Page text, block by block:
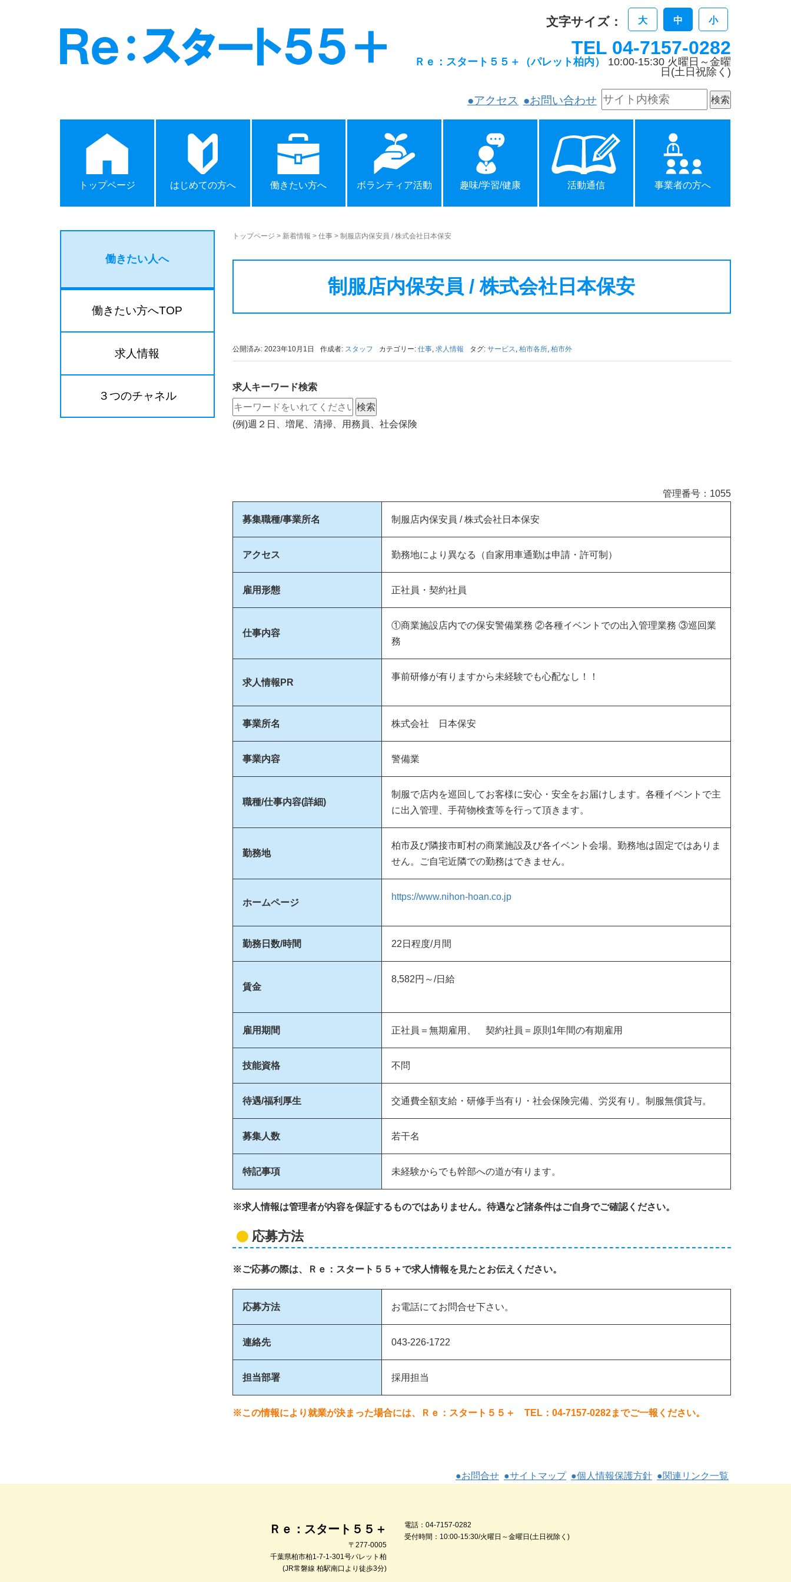
文字サイズ： 大 中 小
TEL 04-7157-0282
Ｒｅ：スタート５５＋（パレット柏内）
10:00-15:30 火曜日～金曜
日(土日祝除く)
●アクセス ●お問い合わせ
トップページ はじめての方へ 働きたい方へ ボランティア活動 趣味/学習/健康 活動通信 事業者の方へ
トップページ > 新着情報 > 仕事> 制服店内保安員 / 株式会社日本保安
制服店内保安員 / 株式会社日本保安
公開済み: 2023年10月1日 作成者: スタッフ カテゴリー: 仕事, 求人情報 タグ: サービス 柏市各所, 柏市外
求人キーワード検索
(例)週２日、増尾、清掃、用務員、社会保険
管理番号：1055
募集職種/事業所名 制服店内保安員 / 株式会社日本保安
アクセス 勤務地により異なる（自家用車通勤は申請・許可制）
雇用形態 正社員・契約社員
仕事内容
①商業施設店内での保安警備業務 ②各種イベントでの出入管理業務 ③巡回業
務
求人情報PR
事前研修が有りますから未経験でも心配なし！！
事業所名 株式会社 日本保安
事業内容 警備業
職種/仕事内容(詳細)
制服で店内を巡回してお客様に安心・安全をお届けします。各種イベントで主
に出入管理、手荷物検査等を行って頂きます。
勤務地
柏市及び隣接市町村の商業施設及び各イベント会場。勤務地は固定ではありま
せん。ご自宅近隣での勤務はできません。
ホームページ
https://www.nihon-hoan.co.jp
勤務日数/時間 22日程度/月間
賃金
8,582円～/日給
雇用期間 正社員＝無期雇用、 契約社員＝原則1年間の有期雇用
技能資格 不問
待遇/福利厚生 交通費全額支給・研修手当有り・社会保険完備、労災有り。制服無償貸与。
募集人数 若干名
特記事項 未経験からでも幹部への道が有ります。
※求人情報は管理者が内容を保証するものではありません。待遇など諸条件はご自身でご確認ください。
応募方法
※ご応募の際は、Ｒｅ：スタート５５＋で求人情報を見たとお伝えください。
応募方法 お電話にてお問合せ下さい。
連絡先 043-226-1722
担当部署 採用担当
※この情報により就業が決まった場合には、Ｒｅ：スタート５５＋ TEL：04-7157-0282までご一報ください。
働きたい人へ
働きたい方へTOP
求人情報
３つのチャネル
●お問合せ ●サイトマップ ●個人情報保護方針 ●関連リンク一覧
Ｒｅ：スタート５５＋
〒277-0005
千葉県柏市柏1-7-1-301号パレット柏
(JR常磐線 柏駅南口より徒歩3分)
電話：04-7157-0282
受付時間：10:00-15:30/火曜日～金曜日(土日祝除く)